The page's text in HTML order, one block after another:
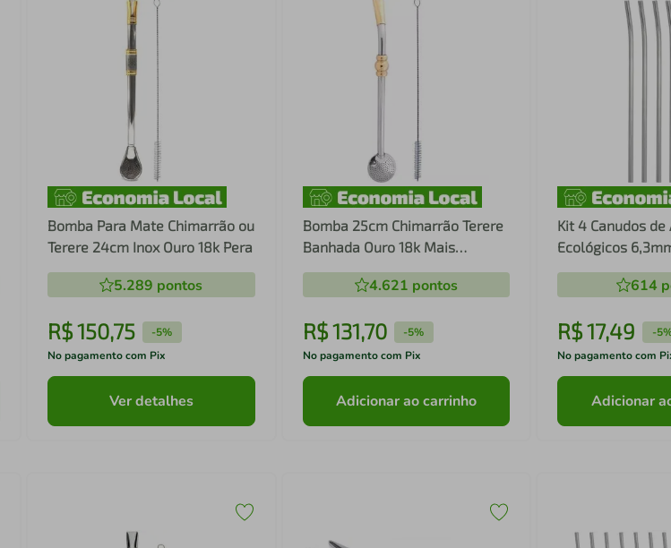
Bomba Para Mate Chimarrão ou
Terere 24cm Inox Ouro 18k Pera
5.289 pontos
R$150,75 -5%
No pagamento com Pix
Ver detalhes
Bomba 25cm Chimarrão Terere
Banhada Ouro 18k Mais
Escovinha
4.621 pontos
R$131,70 -5%
No pagamento com Pix
Adicionar ao carrinho
Kit 4 Canudos de
Ecológicos
Reutilizáveis
Curvados 614
R$17,49 -
No pagamento com
Adicionar